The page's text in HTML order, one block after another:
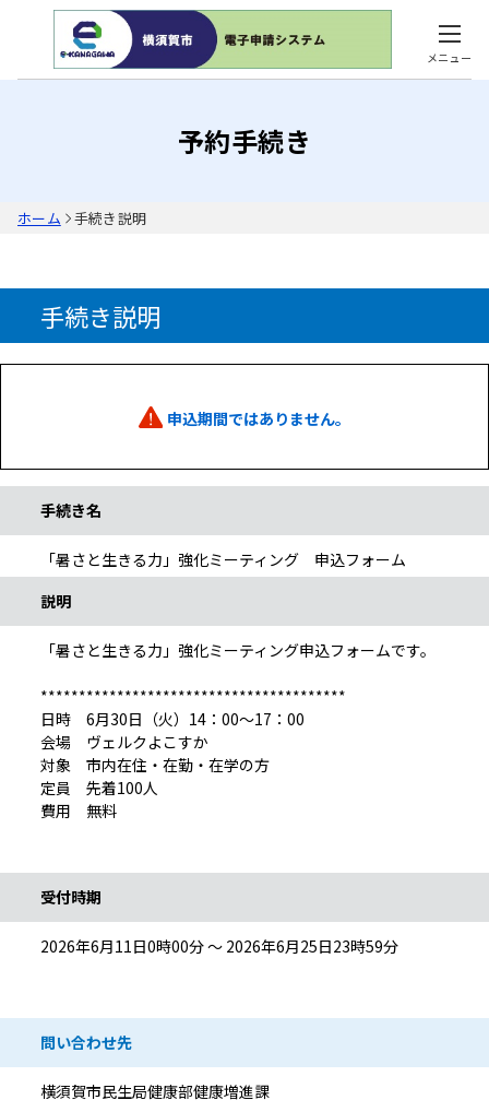
メニュー
予約手続き
ホーム 手続き説明
手続き説明
申込期間ではありません。
手続き名
「暑さと生きる力」強化ミーティング 申込フォーム
説明
「暑さと生きる力」強化ミーティング申込フォームです。
****************************************
日時 6月30日（火）14：00～17：00
会場 ヴェルクよこすか
対象 市内在住・在勤・在学の方
定員 先着100人
費用 無料
受付時期
2026年6月11日0時00分 ～ 2026年6月25日23時59分
問い合わせ先
横須賀市民生局健康部健康増進課